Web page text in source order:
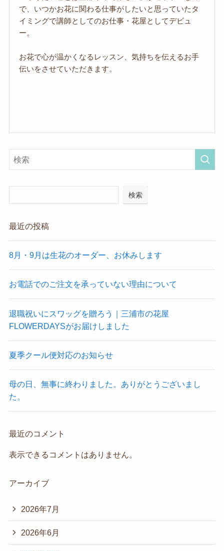
で、いつかお花に関わる仕事がしたいと思っていたタ
イミングで講師としてのお仕事・花屋としてデビュ
ー。
お花で心が温かくなるレッスン、気持ちを伝えるお手
伝いをさせていただきます。
検索
最近の投稿
8月・9月は生花のオーダー、お休みします
お電話でのご注文を承っていない理由について
退職祝いにスワッグを贈ろう｜三浦市の花屋
FLOWERDAYSがお届けしました
夏季クール便対応のお知らせ
母の日、無事に終わりました。ありがとうございまし
た。
最近のコメント
表示できるコメントはありません。
アーカイブ
2026年7月
2026年6月